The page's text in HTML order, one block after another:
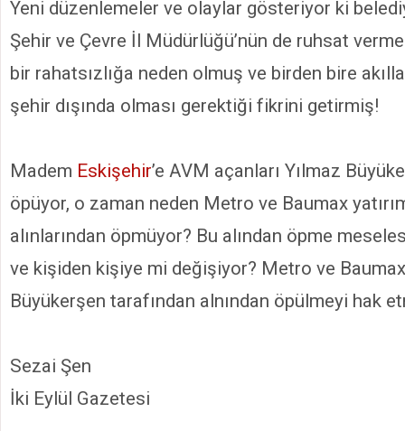
Yeni düzenlemeler ve olaylar gösteriyor ki
Şehir ve Çevre İl Müdürlüğü’nün de ruhsat
bir rahatsızlığa neden olmuş ve birden bire
şehir dışında olması gerektiği fikrini getirmiş!
Madem Eskişehir’e AVM açanları Yılmaz
öpüyor, o zaman neden Metro ve Baumax
alınlarından öpmüyor? Bu alından öpme
ve kişiden kişiye mi değişiyor? Metro ve Baumax
Büyükerşen tarafından alnından öpülmeyi hak
Sezai Şen
İki Eylül Gazetesi